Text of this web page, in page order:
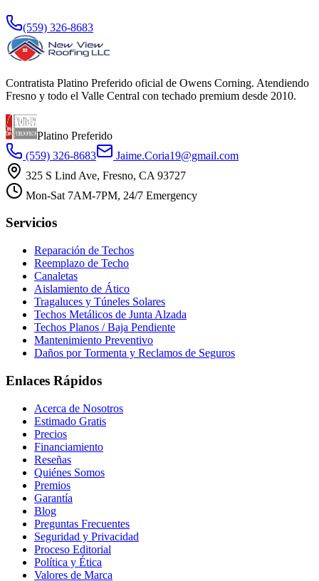
(559) 326-8683
Contratista Platino Preferido oficial de Owens Corning. Atendiendo
Fresno y todo el Valle Central con techado premium desde 2010.
Platino Preferido
(559) 326-8683
Jaime.Coria19@gmail.com
325 S Lind Ave, Fresno, CA 93727
Mon-Sat 7AM-7PM, 24/7 Emergency
Servicios
Reparación de Techos
Reemplazo de Techo
Canaletas
Aislamiento de Ático
Tragaluces y Túneles Solares
Techos Metálicos de Junta Alzada
Techos Planos / Baja Pendiente
Mantenimiento Preventivo
Daños por Tormenta y Reclamos de Seguros
Enlaces Rápidos
Acerca de Nosotros
Estimado Gratis
Precios
Financiamiento
Reseñas
Quiénes Somos
Premios
Garantía
Blog
Preguntas Frecuentes
Seguridad y Privacidad
Proceso Editorial
Política y Ética
Valores de Marca